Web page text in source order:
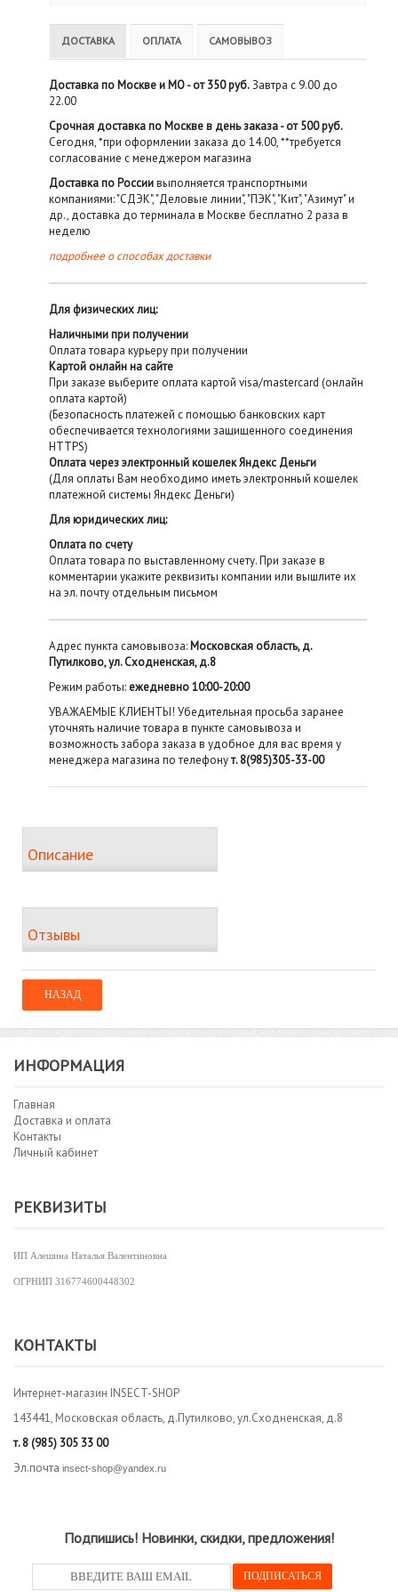
ДОСТАВКА ОПЛАТА САМОВЫВОЗ
Доставка по Москве и МО - от 350 руб.Завтра с 9.00 до
22.00
Срочная доставка по Москве в день заказа - от 500 руб.
Сегодня, *при оформлении заказа до 14.00, **требуется
согласование с менеджером магазина
Доставка по Россиивыполняется транспортными
компаниями: "СДЭК", "Деловые линии", "ПЭК", "Кит", "Азимут" и
др., доставка до терминала в Москве бесплатно 2 раза в
неделю
подробнее о способах доставки
Для физических лиц:
Наличными при получении
Оплата товара курьеру при получении
Картой онлайн на сайте
При заказе выберите оплата картой visa/mastercard (онлайн
оплата картой)
(Безопасность платежей с помощью банковских карт
обеспечивается технологиями защищенного соединения
HTTPS)
Оплата через электронный кошелек Яндекс Деньги
(Для оплаты Вам необходимо иметь электронный кошелек
платежной системы Яндекс Деньги)
Для юридических лиц:
Оплата по счету
Оплата товара по выставленному счету. При заказе в
комментарии укажите реквизиты компании или вышлите их
на эл. почту отдельным письмом
Адрес пункта самовывоза: Московская область, д.
Путилково, ул. Сходненская, д.8
Режим работы: ежедневно 10:00-20:00
УВАЖАЕМЫЕ КЛИЕНТЫ! Убедительная просьба заранее
уточнять наличие товара в пункте самовывоза и
возможность забора заказа в удобное для вас время у
менеджера магазина по телефонут. 8(985)305-33-00
Описание
Отзывы
ИНФОРМАЦИЯ
Главная
Доставка и оплата
Контакты
Личный кабинет
РЕКВИЗИТЫ
ИП Алешина Наталья Валентиновна
ОГРНИП 316774600448302
КОНТАКТЫ
Интернет-магазин INSECT-SHOP
143441, Московская область, д.Путилково, ул.Сходненская, д.8
т.8 (985) 305 33 00
Эл.почта insect-shop@yandex.ru
Подпишись! Новинки, скидки, предложения!